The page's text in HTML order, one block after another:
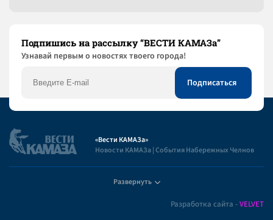
Подпишись на рассылку “ВЕСТИ КАМАЗа”
Узнaвай первым о новостях твоего города!
«Вести КАМАЗа»
Новости КАМАЗа | События Набережных Челнов
Развернуть
Разработка сайта -VELVET